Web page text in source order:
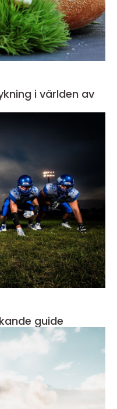
i världen av
guide